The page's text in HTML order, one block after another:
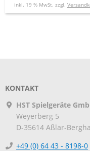
inkl. 19 % MwSt. zzgl.
KONTAKT
HST Spielgeräte
Weyerberg 5
D-35614 Aßlar-
+49 (0) 64 43 - 8198-0